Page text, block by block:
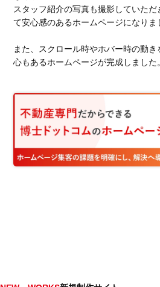
スタッフ紹介の写真も撮影していただ
て安心感のあるホームページになりま
また、スクロール時やホバー時の動
心もあるホームページが完成しました